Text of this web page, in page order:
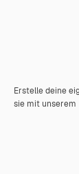
Erstelle deine
sie mit unserem